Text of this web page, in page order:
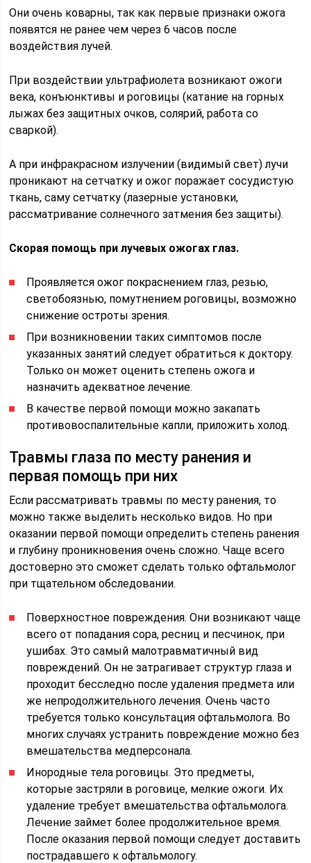
Они очень коварны, так как первые признаки ожога
появятся не ранее чем через 6 часов после
воздействия лучей.
При воздействии ультрафиолета возникают ожоги
века, конъюнктивы и роговицы (катание на горных
лыжах без защитных очков, солярий, работа со
сваркой).
А при инфракрасном излучении (видимый свет) лучи
проникают на сетчатку и ожог поражает сосудистую
ткань, саму сетчатку (лазерные установки,
рассматривание солнечного затмения без защиты).
Скорая помощь при лучевых ожогах глаз.
Проявляется ожог покраснением глаз, резью,
светобоязнью, помутнением роговицы, возможно
снижение остроты зрения.
При возникновении таких симптомов после
указанных занятий следует обратиться к доктору.
Только он может оценить степень ожога и
назначить адекватное лечение.
В качестве первой помощи можно закапать
противовоспалительные капли, приложить холод.
Травмы глаза по месту ранения и
первая помощь при них
Если рассматривать травмы по месту ранения, то
можно также выделить несколько видов. Но при
оказании первой помощи определить степень ранения
и глубину проникновения очень сложно. Чаще всего
достоверно это сможет сделать только офтальмолог
при тщательном обследовании.
Поверхностное повреждения. Они возникают чаще
всего от попадания сора, ресниц и песчинок, при
ушибах. Это самый малотравматичный вид
повреждений. Он не затрагивает структур глаза и
проходит бесследно после удаления предмета или
же непродолжительного лечения. Очень часто
требуется только консультация офтальмолога. Во
многих случаях устранить повреждение можно без
вмешательства медперсонала.
Инородные тела роговицы. Это предметы,
которые застряли в роговице, мелкие ожоги. Их
удаление требует вмешательства офтальмолога.
Лечение займет более продолжительное время.
После оказания первой помощи следует доставить
пострадавшего к офтальмологу.